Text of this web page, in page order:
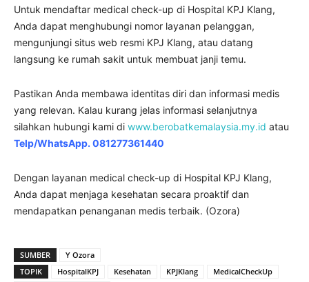
Untuk mendaftar medical check-up di Hospital KPJ Klang,
Anda dapat menghubungi nomor layanan pelanggan,
mengunjungi situs web resmi KPJ Klang, atau datang
langsung ke rumah sakit untuk membuat janji temu.
Pastikan Anda membawa identitas diri dan informasi medis
yang relevan. Kalau kurang jelas informasi selanjutnya
silahkan hubungi kami di www.berobatkemalaysia.my.id atau
Telp/WhatsApp. 081277361440
Dengan layanan medical check-up di Hospital KPJ Klang,
Anda dapat menjaga kesehatan secara proaktif dan
mendapatkan penanganan medis terbaik. (Ozora)
SUMBER
Y Ozora
TOPIK
HospitalKPJ Kesehatan KPJKlang
MedicalCheckUp